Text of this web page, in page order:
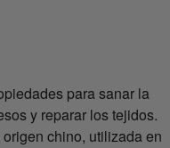
para sanar la
y reparar los tejidos.
chino, utilizada en